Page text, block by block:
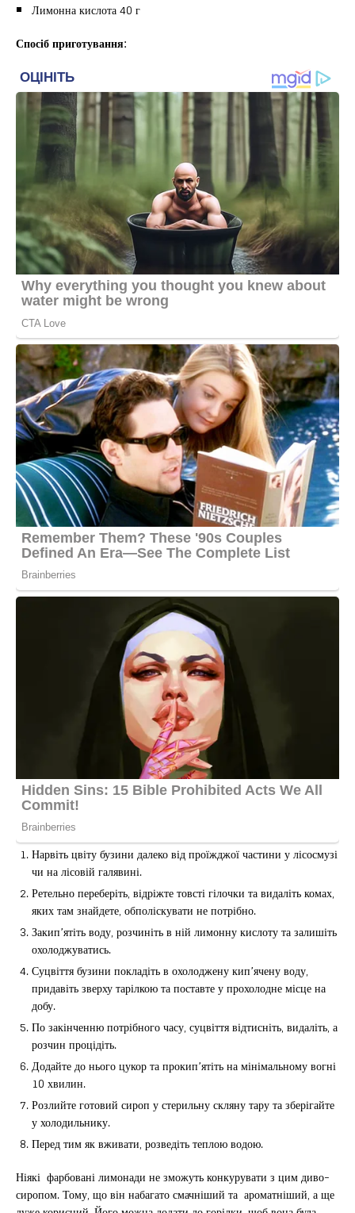
Лимонна кислота 40 г
Спосіб приготування:
Нарвіть цвіту бузини далеко від проїжджої частини у лісосмузі
чи на лісовій галявині.
Ретельно переберіть, відріжте товсті гілочки та видаліть комах,
яких там знайдете, обполіскувати не потрібно.
Закип’ятіть воду, розчиніть в ній лимонну кислоту та залишіть
охолоджуватись.
Суцвіття бузини покладіть в охолоджену кип’ячену воду,
придавіть зверху тарілкою та поставте у прохолодне місце на
добу.
По закінченню потрібного часу, суцвіття відтисніть, видаліть, а
розчин процідіть.
Додайте до нього цукор та прокип’ятіть на мінімальному вогні
10 хвилин.
Розлийте готовий сироп у стерильну скляну тару та зберігайте
у холодильнику.
Перед тим як вживати, розведіть теплою водою.
Ніякі фарбовані лимонади не зможуть конкурувати з цим диво-
сиропом. Тому, що він набагато смачніший та ароматніший, а ще